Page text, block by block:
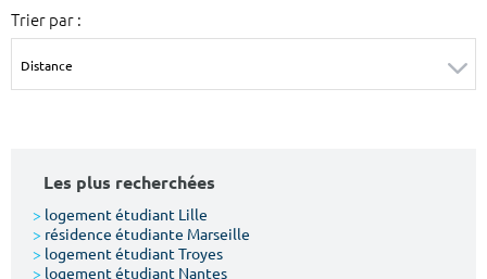
Type de location
Trier par :
Les plus recherchées
> logement étudiant Lille
> résidence étudiante Marseille
> logement étudiant Troyes
> logement étudiant Nantes